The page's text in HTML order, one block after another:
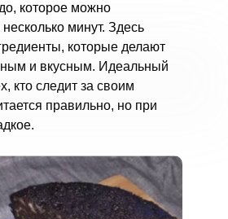
которое можно
несколько минут. Здесь
которые делают
и вкусным. Идеальный
кто следит за своим
правильно, но при